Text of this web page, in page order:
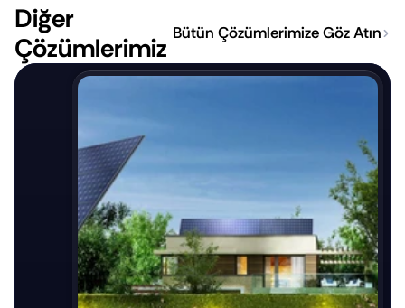
Diğer
Çözümlerimiz Bütün Çözümlerimize Göz Atın